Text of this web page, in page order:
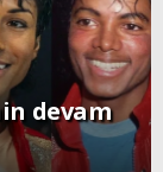
devam